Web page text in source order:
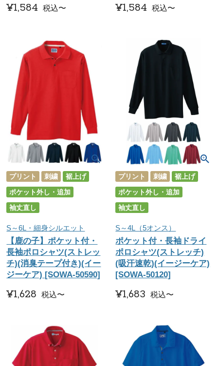
¥1,584 税込〜 ¥1,584 税込〜
プリント 刺繍
裾上げ
ポケット外し・追加
袖丈直し
S～6L・細身シルエット
【鹿の子】ポケット付・
長袖ポロシャツ(ストレッ
チ)(消臭テープ付き)(イー
ジーケア) [SOWA-50590]
¥1,628 税込〜
プリント 刺繍
裾上げ
ポケット外し・追加
袖丈直し
S～4L（5オンス）
ポケット付・長袖ドライ
ポロシャツ(ストレッチ)
(吸汗速乾)(イージーケア)
[SOWA-50120]
¥1,683 税込〜